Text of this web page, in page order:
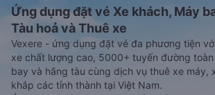
Ứng dụng đặt vé Xe khách, Máy
Tàu hoả và Thuê xe
Vexere - ứng dụng đặt vé đa phương tiện
xe chất lượng cao, 5000+ tuyến đường
bay và hãng tàu cùng dịch vụ thuê xe máy,
khắp các tỉnh thành tại Việt Nam.